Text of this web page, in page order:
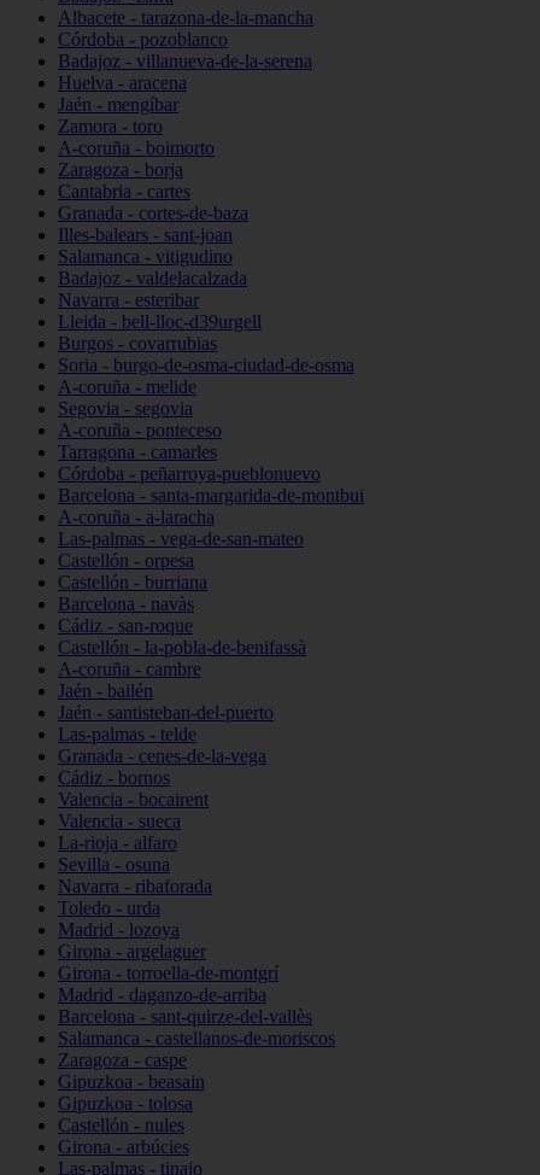
Albacete - tarazona-de-la-mancha
Córdoba - pozoblanco
Badajoz - villanueva-de-la-serena
Huelva - aracena
Jaén - mengíbar
Zamora - toro
A-coruña - boimorto
Zaragoza - borja
Cantabria - cartes
Granada - cortes-de-baza
Illes-balears - sant-joan
Salamanca - vitigudino
Badajoz - valdelacalzada
Navarra - esteribar
Lleida - bell-lloc-d39urgell
Burgos - covarrubias
Soria - burgo-de-osma-ciudad-de-osma
A-coruña - melide
Segovia - segovia
A-coruña - ponteceso
Tarragona - camarles
Córdoba - peñarroya-pueblonuevo
Barcelona - santa-margarida-de-montbui
A-coruña - a-laracha
Las-palmas - vega-de-san-mateo
Castellón - orpesa
Castellón - burriana
Barcelona - navàs
Cádiz - san-roque
Castellón - la-pobla-de-benifassà
A-coruña - cambre
Jaén - bailén
Jaén - santisteban-del-puerto
Las-palmas - telde
Granada - cenes-de-la-vega
Cádiz - bornos
Valencia - bocairent
Valencia - sueca
La-rioja - alfaro
Sevilla - osuna
Navarra - ribaforada
Toledo - urda
Madrid - lozoya
Girona - argelaguer
Girona - torroella-de-montgrí
Madrid - daganzo-de-arriba
Barcelona - sant-quirze-del-vallès
Salamanca - castellanos-de-moriscos
Zaragoza - caspe
Gipuzkoa - beasain
Gipuzkoa - tolosa
Castellón - nules
Girona - arbúcies
Las-palmas - tinajo